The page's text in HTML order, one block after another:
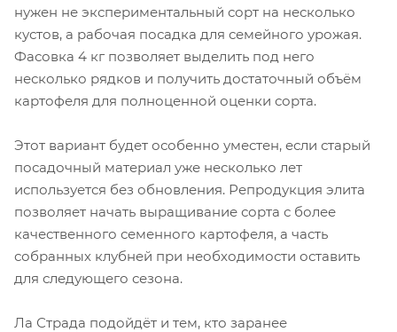
нужен не экспериментальный сорт на несколько
кустов, а рабочая посадка для семейного урожая.
Фасовка 4 кг позволяет выделить под него
несколько рядков и получить достаточный объём
картофеля для полноценной оценки сорта.
Этот вариант будет особенно уместен, если старый
посадочный материал уже несколько лет
используется без обновления. Репродукция элита
позволяет начать выращивание сорта с более
качественного семенного картофеля, а часть
собранных клубней при необходимости оставить
для следующего сезона.
Ла Страда подойдёт и тем, кто заранее